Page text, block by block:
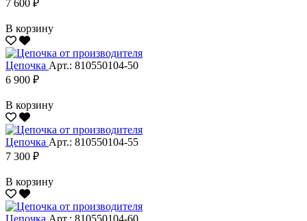
7 600 ₽
В корзину
Цепочка Арт.: 810550104-50
6 900 ₽
В корзину
Цепочка Арт.: 810550104-55
7 300 ₽
В корзину
Цепочка Арт.: 810550104-60